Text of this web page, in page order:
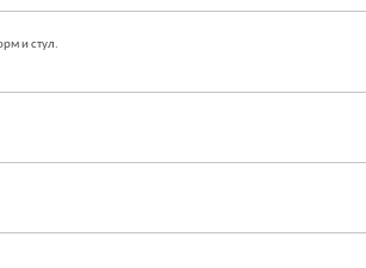
и стул.